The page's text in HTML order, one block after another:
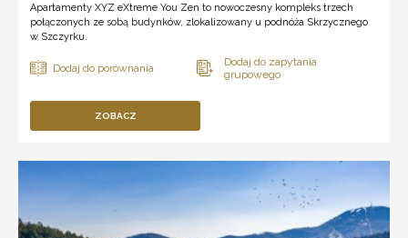
Apartamenty XYZ eXtreme You Zen to nowoczesny kompleks trzech
połączonych ze sobą budynków, zlokalizowany u podnóża Skrzycznego
w Szczyrku.
ZOBACZ